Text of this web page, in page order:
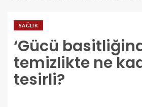
SAĞLIK
‘Gücü
temizlikte ne
tesirli?